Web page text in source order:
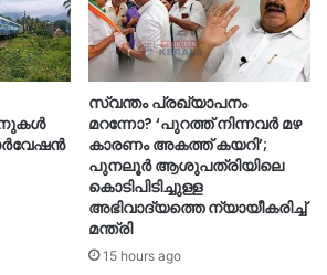
സ്വന്തം പ്രഖ്യാപനം
മറന്നോ? ‘പുറത്ത് നിന്നവർ മഴ
കാരണം അകത്ത് കയറി’;
പുനലൂർ ആശുപത്രിയിലെ
കൊടിപിടിച്ചുള്ള
അഭിവാദ്യത്തെ ന്യായീകരിച്ച്
മന്ത്രി
15 hours ago